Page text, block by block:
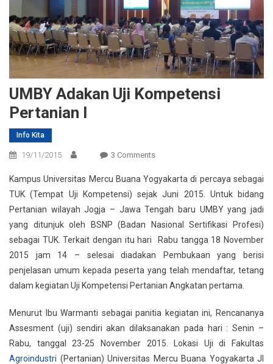
UMBY Adakan Uji Kompetensi
Pertanian I
Info Kita
19/11/2015 3 CommentsOn
Adakan
Uji
Kompetensi
Pertanian
Kampus Universitas Mercu Buana Yogyakarta di percaya sebagai
TUK (Tempat Uji Kompetensi) sejak Juni 2015. Untuk bidang
Pertanian wilayah Jogja – Jawa Tengah baru UMBY yang jadi
yang ditunjuk oleh BSNP (Badan Nasional Sertifikasi Profesi)
sebagai TUK. Terkait dengan itu hari Rabu tangga 18 November
2015 jam 14 – selesai diadakan Pembukaan yang berisi
penjelasan umum kepada peserta yang telah mendaftar, tetang
dalam kegiatan Uji Kompetensi Pertanian Angkatan pertama.
Menurut Ibu Warmanti sebagai panitia kegiatan ini, Rencananya
Assesment (uji) sendiri akan dilaksanakan pada hari : Senin –
Rabu, tanggal 23-25 November 2015. Lokasi Uji di Fakultas
Agroindustri (Pertanian) Universitas Mercu Buana Yogyakarta Jl